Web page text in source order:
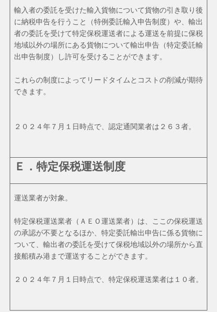
輸入者の委託を受けた輸入貨物について貨物の引き取り後
に納税申告を行うこと（特例委託輸入申告制度）や、輸出
者の委託を受けて特定保税運送者による運送を前提に保税
地域以外の場所にある貨物について輸出申告（特定委託輸
出申告制度）し許可を受けることができます。
これらの制度によってリードタイムとコストの削減が期待
できます。
２０２４年７月１日時点で、認定通関業者は２６３者。
Ｅ．特定保税運送制度
運送業者が対象。
特定保税運送業者（ＡＥＯ運送業者）は、ここの保税運送
の承認が不要となるほか、特定委託輸出申告に係る貨物に
ついて、輸出者の委託を受けて保税地域以外の場所から直
接船積み港まで運送することができます。
２０２４年７月１日時点で、特定保税運送業者は１０者。